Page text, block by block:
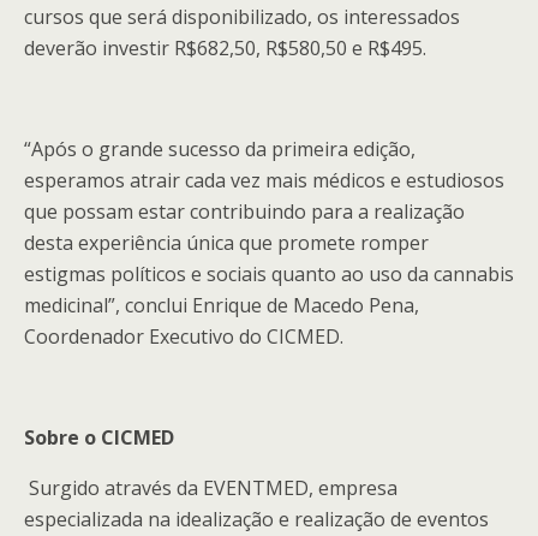
cursos que será disponibilizado, os interessados
deverão investir R$682,50, R$580,50 e R$495.
“Após o grande sucesso da primeira edição,
esperamos atrair cada vez mais médicos e estudiosos
que possam estar contribuindo para a realização
desta experiência única que promete romper
estigmas políticos e sociais quanto ao uso da cannabis
medicinal”, conclui Enrique de Macedo Pena,
Coordenador Executivo do CICMED.
Sobre o CICMED
Surgido através da EVENTMED, empresa
especializada na idealização e realização de eventos